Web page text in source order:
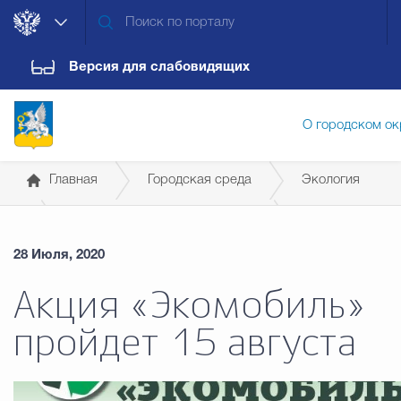
Версия для слабовидящих
О городском
Новости Обращения граждан
Главная Городская среда Экология
Те­ма­ти­че­ские но­во­сти
28 Июля, 2020
Акция «Экомобиль»
пройдет 15 августа